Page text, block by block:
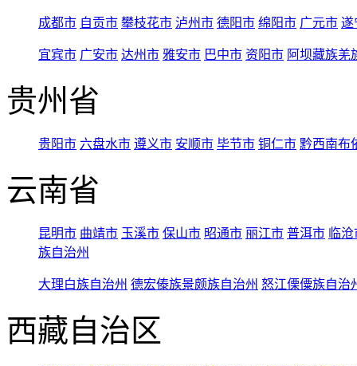
成都市 自贡市 攀枝花市 泸州市 德阳市 绵阳市 广元市 遂
宜宾市 广安市 达州市 雅安市 巴中市 资阳市 阿坝藏族羌
贵州省
贵阳市 六盘水市 遵义市 安顺市 毕节市 铜仁市 黔西南布
云南省
昆明市 曲靖市 玉溪市 保山市 昭通市 丽江市 普洱市 临
族自治州
大理白族自治州 德宏傣族景颇族自治州 怒江傈僳族自治
西藏自治区